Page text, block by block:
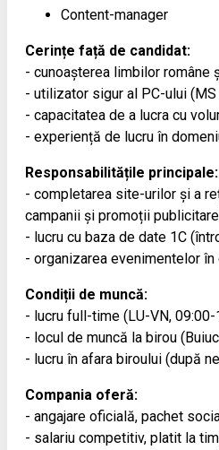
Content-manager
Cerințe față de candidat:
- cunoașterea limbilor române
- utilizator sigur al PC-ului
- capacitatea de a lucra cu
- experiență de lucru în
Responsabilitățile principale:
- completarea site-urilor și a
campanii și promoții
- lucru cu baza de date 1С
- organizarea evenimentelor
Condiții de muncă:
- lucru full-time (LU-VN, 09:00-
- locul de muncă la birou
- lucru în afara biroului (după
Compania oferă:
- angajare oficială, pachet
- salariu competitiv, platit la